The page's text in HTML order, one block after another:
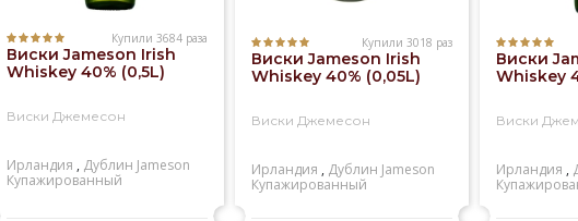
Купили 3684 раза
Виски Jameson Irish
Whiskey 40% (0,5L)
Виски Джемесон
Ирландия , Дублин Jameson
Купажированный
Купили 3018 раз
Виски Jameson Irish
Whiskey 40% (0,05L)
Виски Джемесон
Ирландия , Дублин Jameson
Купажированный
Виски
Whiskey
Виски
Ирландия ,